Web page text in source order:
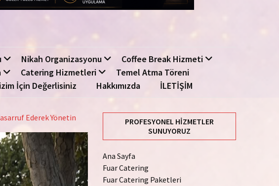
Nikah Organizasyonu
Coffee Break Hizmeti
Catering Hizmetleri
Temel Atma Töreni
İçin Değerlisiniz Hakkımızda İLETİŞİM
Ederek Yönetin
PROFESYONEL HIZMETLER
SUNUYORUZ
Ana Sayfa
Fuar Catering
Fuar Catering Paketleri